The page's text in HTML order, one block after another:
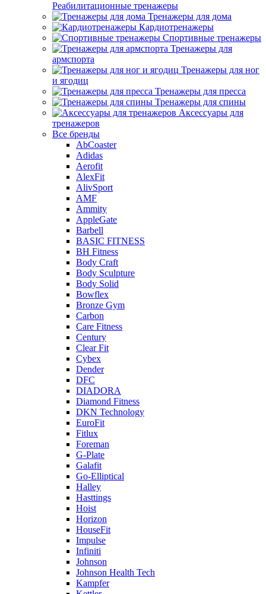
Реабилитационные тренажеры
Тренажеры для дома
Кардиотренажеры
Спортивные тренажеры
Тренажеры для
армспорта
Тренажеры для ног
и ягодиц
Тренажеры для пресса
Тренажеры для спины
Аксессуары для
тренажеров
Все бренды
AbCoaster
Adidas
Aerofit
AlexFit
AlivSport
AMF
Ammity
AppleGate
Barbell
BASIC FITNESS
BH Fitness
Body Craft
Body Sculpture
Body Solid
Bowflex
Bronze Gym
Carbon
Care Fitness
Century
Clear Fit
Cybex
Dender
DFC
DIADORA
Diamond Fitness
DKN Technology
EuroFit
Fitlux
Foreman
G-Plate
Galafit
Go-Elliptical
Halley
Hasttings
Hoist
Horizon
HouseFit
Impulse
Infiniti
Johnson
Johnson Health Tech
Kampfer